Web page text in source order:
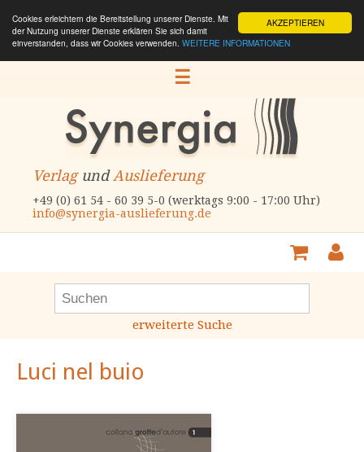
AKZEPTIEREN
Cookies erleichtern die Bereitstellung unserer Dienste. Mit
der Nutzung unserer Dienste erklären Sie sich damit
einverstanden, dass wir Cookies verwenden. WEITERE INFORMATIONEN
☰
VerlagundAuslieferung
+49 (0) 61 54 - 60 39 5-0 (werktags 9:00 - 17:00 Uhr)
info@synergia-auslieferung.de
erweiterte Suche
Luci nel buio